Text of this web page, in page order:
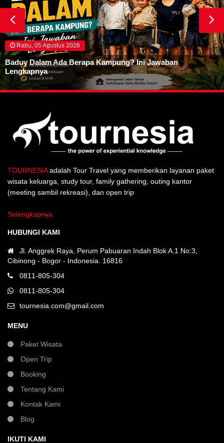
Rabu, 05 Agustus 2026
Baduy Dalam Ada Berapa Kampung? Ini Jawaban
Lengkapnya
TOURNESIAadalah Tour Travel yang memberikan layanan paket
wisata keluarga, study tour, family gathering, outing kantor
(meeting sambil rekreasi), dan open trip
Selengkapnya
HUBUNGI KAMI
Jl. Anggrek Raya, Perum Pabuaran Indah Blok A.1 No:3,
Cibinong - Bogor - Indonesia. 16816
0811-805-304
0811-805-304
tournesia.com@gmail.com
MENU
Paket Wisata
Open Trip
Booking
Tentang Kami
Kontak Kami
Blog
IKUTI KAMI